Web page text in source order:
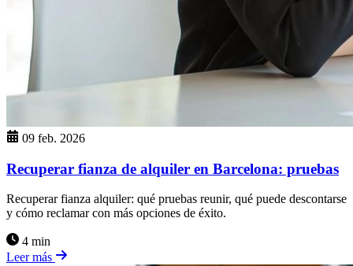
09 feb. 2026
Recuperar fianza de alquiler en Barcelona: pruebas
Recuperar fianza alquiler: qué pruebas reunir, qué puede descontarse
y cómo reclamar con más opciones de éxito.
4 min
Leer más